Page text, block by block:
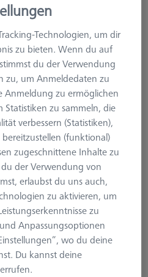
Taster
3.0 mm
50.0 mm
Hartmetall
Kugelzylinder
Hartmetall
M5
40.0 mm
1.5 mm
Technologien, um dir
zu bieten. Wenn du auf
du der Verwendung
zu, um Anmeldedaten zu
Anmeldung zu ermöglichen
zu sammeln, die
verbessern (Statistiken),
(funktional)
zugeschnittene Inhalte zu
der Verwendung von
erlaubst du uns auch,
zu aktivieren, um
zu
Anpassungsoptionen
wo du deine
Du kannst deine